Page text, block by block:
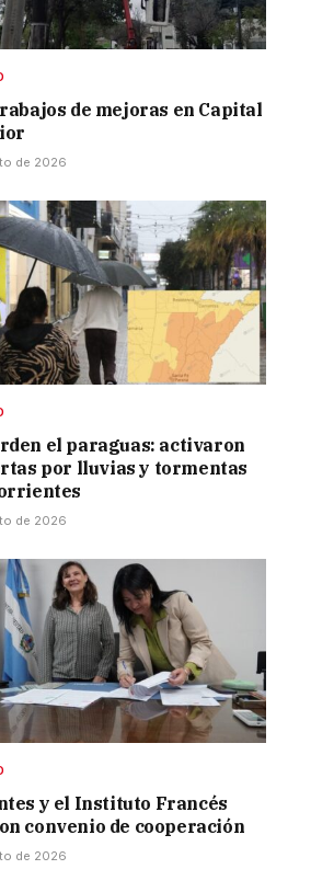
de mejoras en Capital
de 2026
el paraguas: activaron
por lluvias y tormentas
de 2026
y el Instituto Francés
convenio de cooperación
de 2026